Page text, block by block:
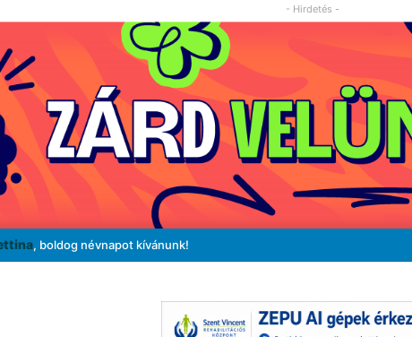
- Hirdetés -
, boldog névnapot kívánunk!